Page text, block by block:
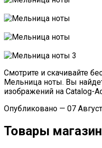
Смотрите и скачивайте
Мельница ноты. Вы
изображений на Catalog-
Опубликовано — 07
Товары